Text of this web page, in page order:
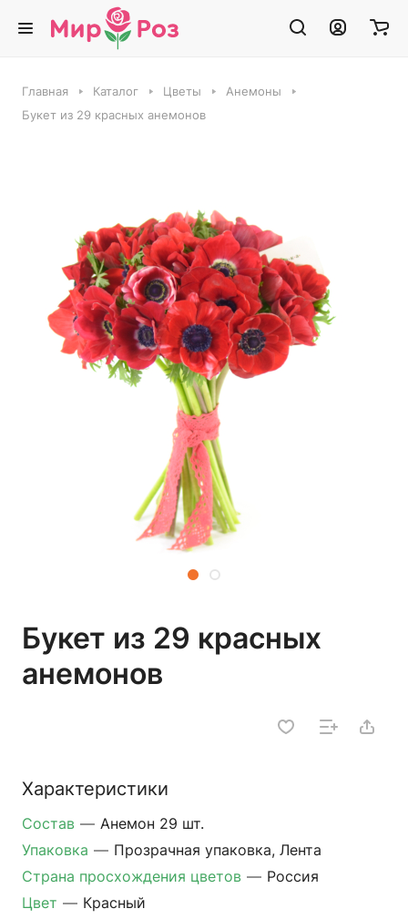
Главная Каталог Цветы
Анемоны
Букет из 29 красных анемонов
Букет из 29 красных
анемонов
Характеристики
Состав — Анемон 29 шт.
Упаковка — Прозрачная упаковка, Лента
Страна просхождения цветов — Россия
Цвет — Красный